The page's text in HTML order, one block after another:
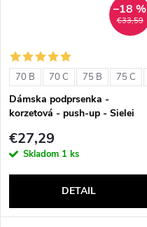
€33,59
–18 %
70 B 70 C 75 B 75 C
Dámska podprsenka -
korzetová - push-up - Sielei
€27,29
Skladom 1 ks
DETAIL